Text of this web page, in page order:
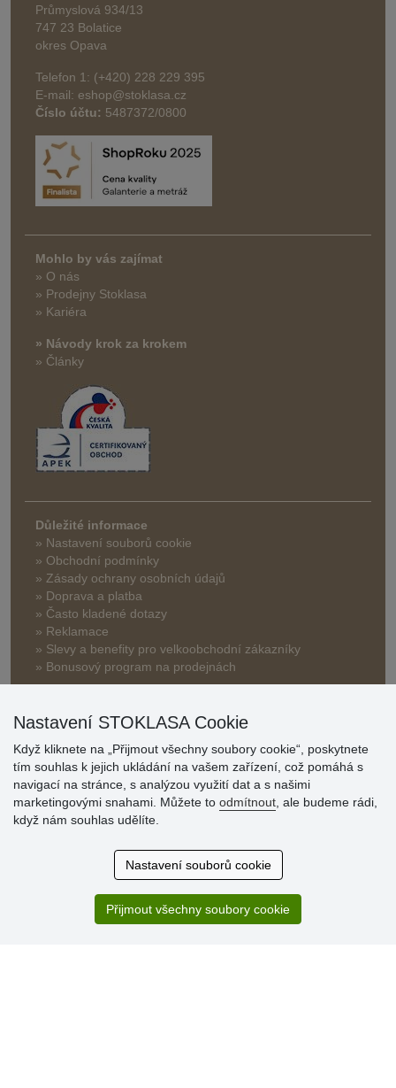
Průmyslová 934/13
747 23 Bolatice
okres Opava
Telefon 1: (+420) 228 229 395
E-mail: eshop@stoklasa.cz
Číslo účtu: 5487372/0800
Mohlo by vás zajímat
» O nás
» Prodejny Stoklasa
» Kariéra
» Návody krok za krokem
» Články
Důležité informace
» Nastavení souborů cookie
» Obchodní podmínky
» Zásady ochrany osobních údajů
» Doprava a platba
» Často kladené dotazy
» Reklamace
» Slevy a benefity pro velkoobchodní zákazníky
» Bonusový program na prodejnách
Hodnocení
zákazníků
Super obchod, kvalitní zboží za slušné ceny. Vřele
Nastavení STOKLASA Cookie
Když kliknete na „Přijmout všechny soubory cookie“, poskytnete
tím souhlas k jejich ukládání na vašem zařízení, což pomáhá s
navigací na stránce, s analýzou využití dat a s našimi
marketingovými snahami. Můžete to odmítnout , ale budeme rádi,
když nám souhlas udělíte.
Nastavení souborů cookie
Přijmout všechny soubory cookie